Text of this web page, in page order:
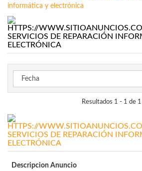
informática y electrónica
SERVICIOS DE REPARACIÓN
ELECTRÓNICA
Resultados 1 - 1 de 1
SERVICIOS DE REPARACIÓN
ELECTRÓNICA
Descripcion Anuncio